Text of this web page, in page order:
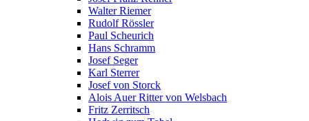
Walter Riemer
Rudolf Rössler
Paul Scheurich
Hans Schramm
Josef Seger
Karl Sterrer
Josef von Storck
Alois Auer Ritter von Welsbach
Fritz Zerritsch